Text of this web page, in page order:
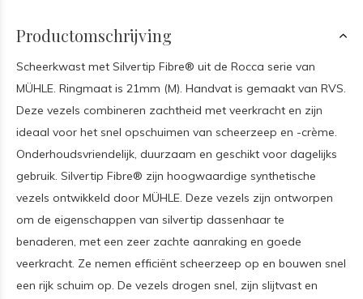
Productomschrijving
Scheerkwast met Silvertip Fibre® uit de Rocca serie van
MÜHLE. Ringmaat is 21mm (M). Handvat is gemaakt van RVS.
Deze vezels combineren zachtheid met veerkracht en zijn
ideaal voor het snel opschuimen van scheerzeep en -crème.
Onderhoudsvriendelijk, duurzaam en geschikt voor dagelijks
gebruik. Silvertip Fibre® zijn hoogwaardige synthetische
vezels ontwikkeld door MÜHLE. Deze vezels zijn ontworpen
om de eigenschappen van silvertip dassenhaar te
benaderen, met een zeer zachte aanraking en goede
veerkracht. Ze nemen efficiënt scheerzeep op en bouwen snel
een rijk schuim op. De vezels drogen snel, zijn slijtvast en